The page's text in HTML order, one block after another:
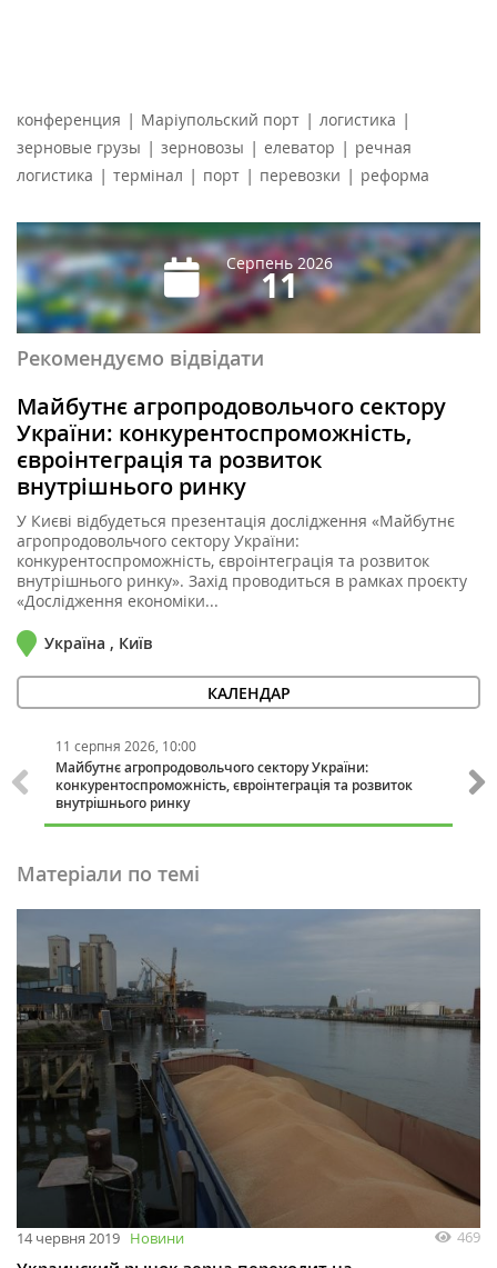
конференция | Маріупольский порт | логистика |
зерновые грузы | зерновозы | елеватор | речная
логистика | термінал | порт | перевозки | реформа
Серпень 2026
11
Рекомендуємо відвідати
Майбутнє агропродовольчого сектору
України: конкурентоспроможність,
євроінтеграція та розвиток
внутрішнього ринку
У Києві відбудеться презентація дослідження «Майбутнє
агропродовольчого сектору України:
конкурентоспроможність, євроінтеграція та розвиток
внутрішнього ринку». Захід проводиться в рамках проєкту
«Дослідження економіки...
Україна , Київ
КАЛЕНДАР
11 серпня 2026, 10:00
Майбутнє агропродовольчого сектору України:
конкурентоспроможність, євроінтеграція та розвиток
внутрішнього ринку
Матеріали по темі
14 червня 2019 Новини 469